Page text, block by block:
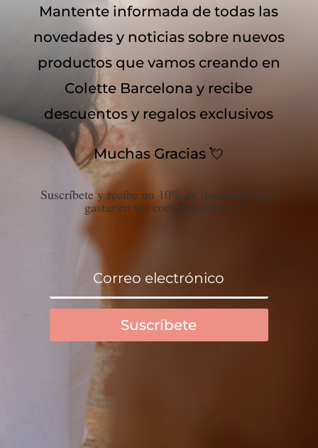
Mantente informada de todas las
novedades y noticias sobre nuevos
productos que vamos creando en
Colette Barcelona y recibe
descuentos y regalos exclusivos
Muchas Gracias 💘
Suscríbete y recibe un 10% de descuento para
gastar en tus compras colette
Suscríbete